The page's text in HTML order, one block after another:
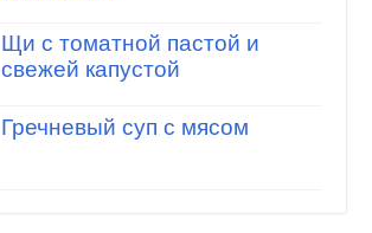
Щи с томатной пастой и
свежей капустой
Гречневый суп с мясом